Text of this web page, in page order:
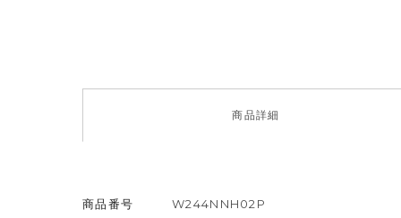
商品詳細
商品番号 W244NNH02P